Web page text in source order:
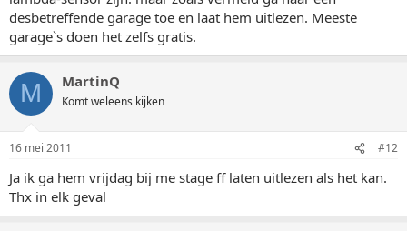
desbetreffende garage toe en laat hem uitlezen. Meeste
garage`s doen het zelfs gratis.
M MartinQ
Komt weleens kijken
16 mei 2011 #12
Ja ik ga hem vrijdag bij me stage ff laten uitlezen als het kan.
Thx in elk geval